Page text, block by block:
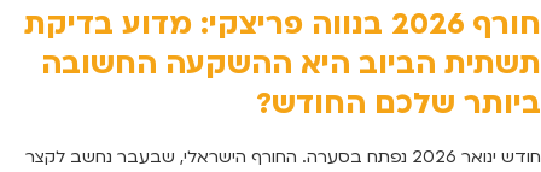
חורף 2026 בנווה פריצקי: מדוע בדיקת
תשתית הביוב היא ההשקעה החשובה
ביותר שלכם החודש?
חודש ינואר 2026 נפתח בסערה. החורף הישראלי, שבעבר נחשב לקצר